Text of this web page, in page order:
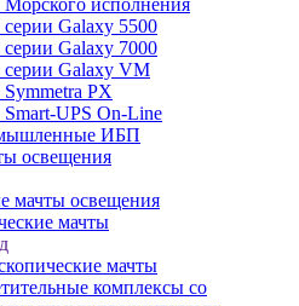
исполнения
Galaxy 5500
Galaxy 7000
Galaxy VM
PX
UPS On-Line
ИБП
освещения
мачты освещения
мачты
мачты
комплексы со